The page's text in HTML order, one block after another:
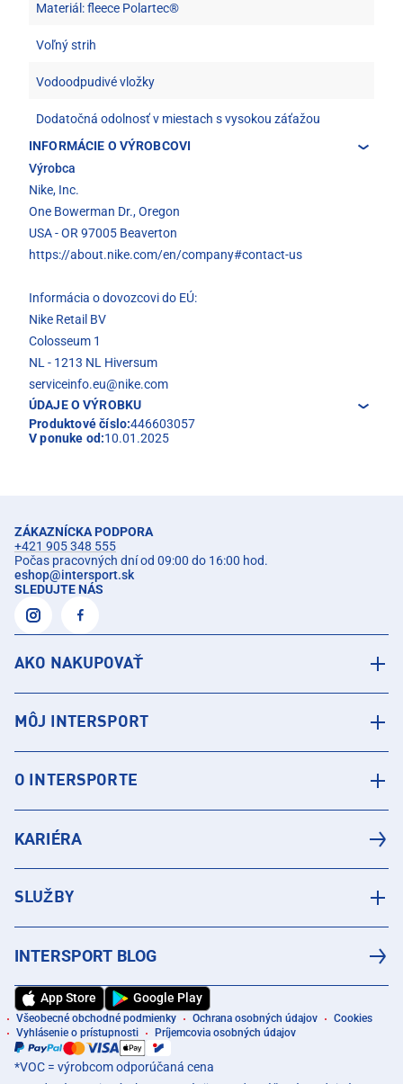
Materiál: fleece Polartec®
Voľný strih
Vodoodpudivé vložky
Dodatočná odolnosť v miestach s vysokou záťažou
INFORMÁCIE O VÝROBCOVI
Výrobca
Nike, Inc.
One Bowerman Dr., Oregon
USA - OR 97005 Beaverton
https://about.nike.com/en/company#contact-us
Informácia o dovozcovi do EÚ:
Nike Retail BV
Colosseum 1
NL - 1213 NL Hiversum
serviceinfo.eu@nike.com
ÚDAJE O VÝROBKU
Produktové číslo:446603057
V ponuke od:10.01.2025
ZÁKAZNÍCKA PODPORA
+421 905 348 555
Počas pracovných dní od 09:00 do 16:00 hod.
eshop@intersport.sk
SLEDUJTE NÁS
AKO NAKUPOVAŤ
MÔJ INTERSPORT
O INTERSPORTE
KARIÉRA
SLUŽBY
INTERSPORT BLOG
App Store Google Play
Všeobecné obchodné podmienky Ochrana osobných údajov
Cookies
Vyhlásenie o prístupnosti
Príjemcovia osobných údajov
*VOC = výrobcom odporúčaná cena